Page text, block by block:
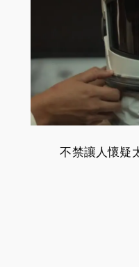
不禁讓人懷疑